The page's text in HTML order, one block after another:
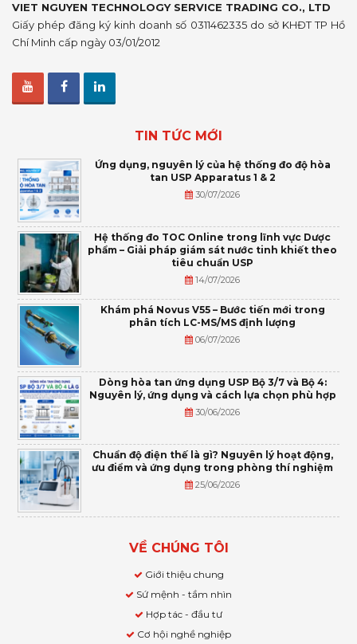
VIET NGUYEN TECHNOLOGY SERVICE TRADING CO., LTD
Giấy phép đăng ký kinh doanh số 0311462335 do sở KHĐT TP Hồ
Chí Minh cấp ngày 03/01/2012
TIN TỨC MỚI
Ứng dụng, nguyên lý của hệ thống đo độ hòa
tan USP Apparatus 1 & 2
30/07/2026
Hệ thống đo TOC Online trong lĩnh vực Dược
phẩm – Giải pháp giám sát nước tinh khiết theo
tiêu chuẩn USP
14/07/2026
Khám phá Novus V55 – Bước tiến mới trong
phân tích LC-MS/MS định lượng
06/07/2026
Dòng hòa tan ứng dụng USP Bộ 3/7 và Bộ 4:
Nguyên lý, ứng dụng và cách lựa chọn phù hợp
30/06/2026
Chuẩn độ điện thế là gì? Nguyên lý hoạt động,
ưu điểm và ứng dụng trong phòng thí nghiệm
25/06/2026
VỀ CHÚNG TÔI
Giới thiệu chung
Sứ mệnh - tầm nhìn
Hợp tác - đầu tư
Cơ hội nghề nghiệp